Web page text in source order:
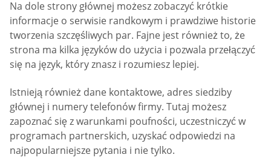
Na dole strony głównej możesz zobaczyć krótkie
informacje o serwisie randkowym i prawdziwe historie
tworzenia szczęśliwych par. Fajne jest również to, że
strona ma kilka języków do użycia i pozwala przełączyć
się na język, który znasz i rozumiesz lepiej.
Istnieją również dane kontaktowe, adres siedziby
głównej i numery telefonów firmy. Tutaj możesz
zapoznać się z warunkami poufności, uczestniczyć w
programach partnerskich, uzyskać odpowiedzi na
najpopularniejsze pytania i nie tylko.